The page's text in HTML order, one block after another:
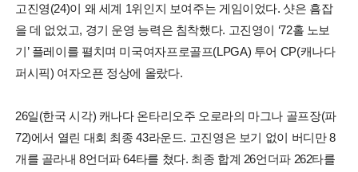
고진영(24)이 왜 세계 1위인지 보여주는 게임이었다. 샷은 흠잡
을 데 없었고, 경기 운영 능력은 침착했다. 고진영이 ‘72홀 노보
기’ 플레이를 펼치며 미국여자프로골프(LPGA) 투어 CP(캐나다
퍼시픽) 여자오픈 정상에 올랐다.
26일(한국 시각) 캐나다 온타리오주 오로라의 마그나 골프장(파
72)에서 열린 대회 최종 43라운드. 고진영은 보기 없이 버디만 8
개를 골라내 8언더파 64타를 쳤다. 최종 합계 26언더파 262타를